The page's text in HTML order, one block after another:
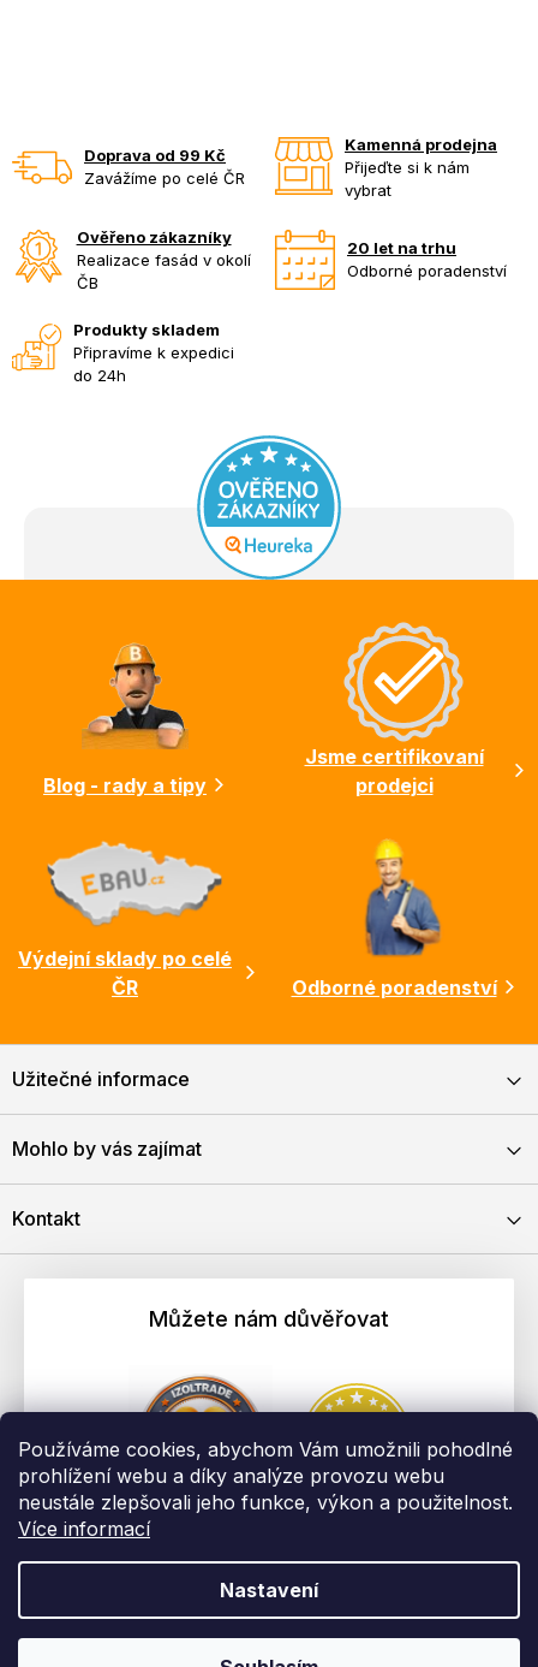
Používáme cookies, abychom Vám umožnili pohodlné
prohlížení webu a díky analýze provozu webu
neustále zlepšovali jeho funkce, výkon a použitelnost.
Více informací
Nastavení
Doprava od 99 Kč
Zavážíme po celé ČR
Kamenná prodejna
Přijeďte si k nám
vybrat
Ověřeno zákazníky
Realizace fasád v okolí
ČB
20 let na trhu
Odborné poradenství
Produkty skladem
Připravíme k expedici
do 24h
Blog - rady a tipy
Jsme certifikovaní
prodejci
Výdejní sklady po celé
ČR
Odborné poradenství
Užitečné informace
Mohlo by vás zajímat
Kontakt
Můžete nám důvěřovat
Vytvořil Shoptet